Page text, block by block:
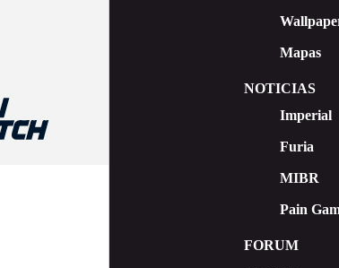
Mapas
NOTICIAS
Imperial
Furia
MIBR
Pain
FORUM